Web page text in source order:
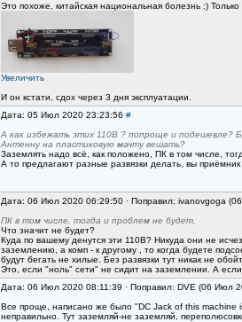
Это похоже, китайская национальная болезнь :)
Увеличить
И он кстати, сдох через 3 дня эксплуатации.
Дата: 05 Июл 2020 23:23:56 #
А как избежать этих 110В ? попроще и подешевле?
Антенну на пластиковую мачту вешать?
Заземлять надо всё, как положено, ПК в том числе,
А то предлагают разные развязки делать, вы приёмник
Дата: 06 Июл 2020 06:29:50 · Поправил: ivanovgoga
ПК в том числе, тогда и проблем не будет.
Что значит не будет?
Куда по вашему денутся эти 110В? Никуда они не
заземлению, а комп - к другому , то когда будете
будут бегать не хилые. Без развязки тут никак не
Это, если "ноль" сети" не сидит на заземлении. А
Дата: 06 Июл 2020 08:11:39 · Поправил: DVE (06 Июл
Все проще, написано же было "DC Jack of this machine
неправильно. Тут заземляй-не заземляй,